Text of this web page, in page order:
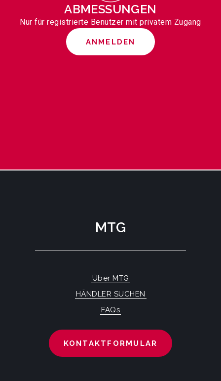
ABMESSUNGEN
Nur für registrierte Benutzer mit privatem Zugang
ANMELDEN
MTG
Über MTG
HÄNDLER SUCHEN
FAQs
KONTAKTFORMULAR